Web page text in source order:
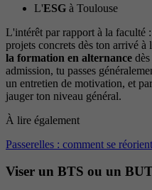
L'ESG à Toulouse
L'intérêt par rapport à la faculté
projets concrets dès ton arrivé
la formation en alternance
admission, tu passes
un entretien de motivation, et
jauger ton niveau général.
À lire également
Passerelles : comment se
Viser un BTS ou un